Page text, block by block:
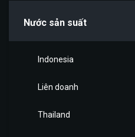
Nước sản suất
Indonesia
Liên doanh
Thailand